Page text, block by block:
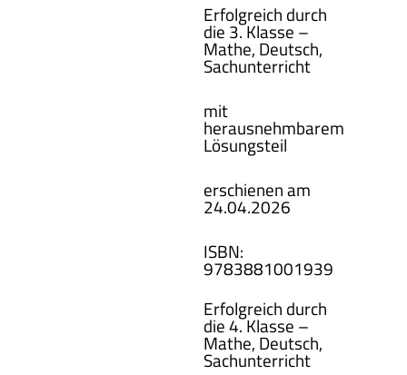
Erfolgreich durch
die 3. Klasse –
Mathe, Deutsch,
Sachunterricht
mit
herausnehmbarem
Lösungsteil
erschienen am
24.04.2026
ISBN:
9783881001939
Erfolgreich durch
die 4. Klasse –
Mathe, Deutsch,
Sachunterricht